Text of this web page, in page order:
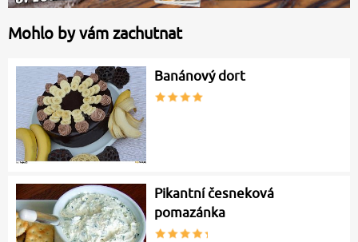
Mohlo by vám zachutnat
Banánový dort
Pikantní česneková
pomazánka